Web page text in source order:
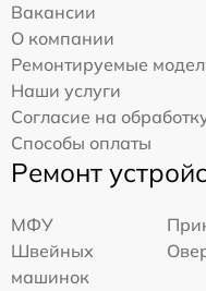
Вакансии
О компании
Ремонтируемые
Наши услуги
Согласие на
Способы оплаты
Ремонт
МФУ
Швейных
машинок